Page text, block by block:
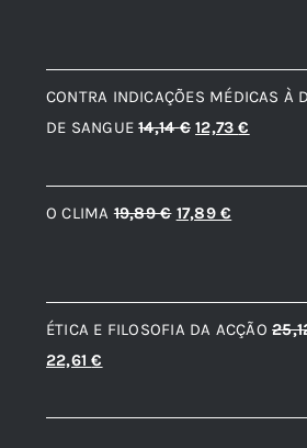
era:
8,37 €.
é:
7,54 €.
CONTRA INDICAÇÕES MÉDICAS À
DE SANGUE 14,14€ O
original
era:
12,73€
atual
O CLIMA 19,89€ O
era:
19,89 €.
17,89 €
é:
17,89 €.
ÉTICA E FILOSOFIA DA ACÇÃO
O
original
22,61€
atual